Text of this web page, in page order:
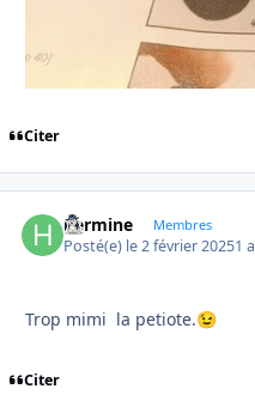
Citer
hermine Membres
Posté(e) le 2 février 20251 a
Trop mimi la petiote.😉
Citer